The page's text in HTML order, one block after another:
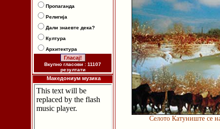
Пропаганда
Религија
Дали знаевте дека?
Култура
Архитектура
Вкупно гласови : 11107
резултати
Македониум музика
Селото Катуниште се